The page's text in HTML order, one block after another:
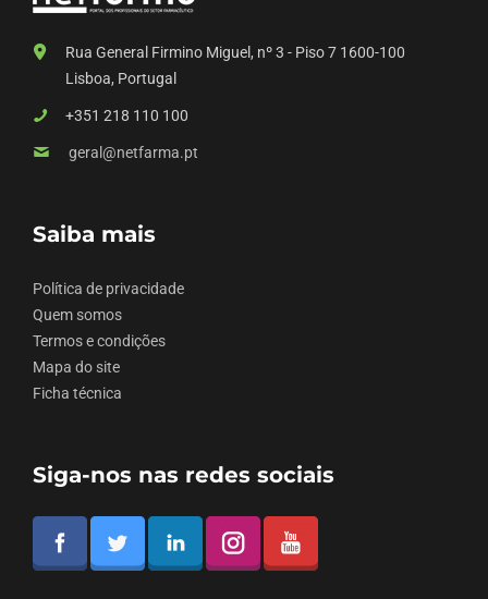
Rua General Firmino Miguel, nº 3 - Piso 7 1600-100
Lisboa, Portugal
+351 218 110 100
geral@netfarma.pt
Saiba mais
Política de privacidade
Quem somos
Termos e condições
Mapa do site
Ficha técnica
Siga-nos nas redes sociais